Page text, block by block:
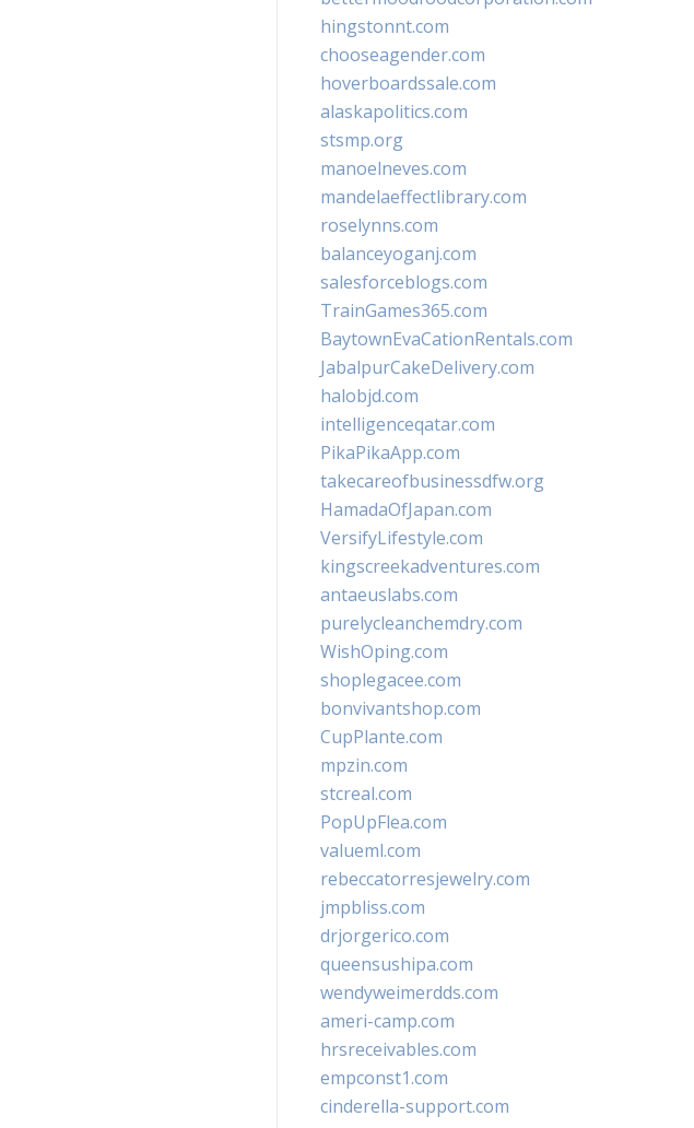
hingstonnt.com
chooseagender.com
hoverboardssale.com
alaskapolitics.com
stsmp.org
manoelneves.com
mandelaeffectlibrary.com
roselynns.com
balanceyoganj.com
salesforceblogs.com
TrainGames365.com
BaytownEvaCationRentals.com
JabalpurCakeDelivery.com
halobjd.com
intelligenceqatar.com
PikaPikaApp.com
takecareofbusinessdfw.org
HamadaOfJapan.com
VersifyLifestyle.com
kingscreekadventures.com
antaeuslabs.com
purelycleanchemdry.com
WishOping.com
shoplegacee.com
bonvivantshop.com
CupPlante.com
mpzin.com
stcreal.com
PopUpFlea.com
valueml.com
rebeccatorresjewelry.com
jmpbliss.com
drjorgerico.com
queensushipa.com
wendyweimerdds.com
ameri-camp.com
hrsreceivables.com
empconst1.com
cinderella-support.com